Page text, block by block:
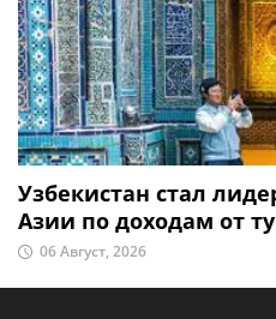
Узбекистан стал
Азии по доходам от
06 Август, 2026